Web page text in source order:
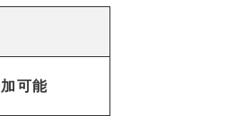
可能